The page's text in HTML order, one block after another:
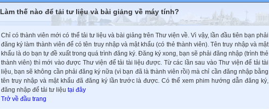
Làm thế nào để tải tư liệu và bài giảng về máy tính?
Chỉ có thành viên mới có thể tải tư liệu và bài giảng trên Thư viện về. Vì vậy, lần đầu tiên bạn phải
đăng ký làm thành viên để có tên truy nhập và mật khẩu (có thẻ thành viên). Tên truy nhập và mật
khẩu là do bạn tự đề xuất trong quá trình đăng ký. Đăng ký xong, bạn sẽ phải đăng nhập (trình thẻ
thành viên) thì mới vào được Thư viện để tải tài liệu được. Từ các lần sau vào Thư viện để tải tài
liệu, bạn sẽ không cần phải đăng ký nữa (vì bạn đã là thành viên rồi) mà chỉ cần đăng nhập bằng
tên truy nhập và mật khẩu đã đăng ký lần trước là được. Có thể xem phim hướng dẫn đăng ký,
đăng nhập để tải tư liệu tại đây
Trở về đầu trang